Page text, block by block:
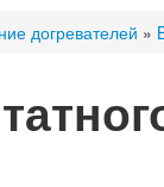
догревателей »